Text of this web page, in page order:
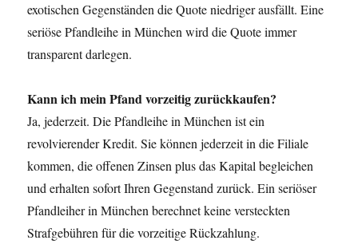
exotischen Gegenständen die Quote niedriger ausfällt. Eine
seriöse Pfandleihe in München wird die Quote immer
transparent darlegen.
Kann ich mein Pfand vorzeitig zurückkaufen?
Ja, jederzeit. Die Pfandleihe in München ist ein
revolvierender Kredit. Sie können jederzeit in die Filiale
kommen, die offenen Zinsen plus das Kapital begleichen
und erhalten sofort Ihren Gegenstand zurück. Ein seriöser
Pfandleiher in München berechnet keine versteckten
Strafgebühren für die vorzeitige Rückzahlung.